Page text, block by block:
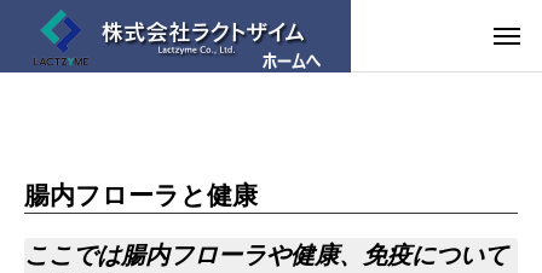
腸内フローラと健康
ここでは腸内フローラや健康、免疫について